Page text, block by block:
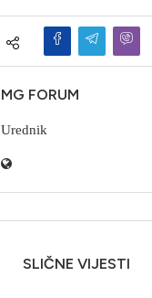
MG FORUM
Urednik
SLIČNE VIJESTI